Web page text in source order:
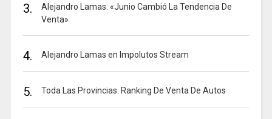
3.
Alejandro Lamas: «Junio Cambió La Tendencia De
Venta»
4. Alejandro Lamas en Impolutos Stream
5. Toda Las Provincias. Ranking De Venta De Autos